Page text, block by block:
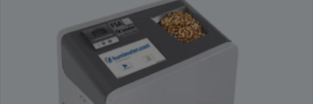
ABSOLUTE FEUCHTE
TEMPERATUR
GLEICHGEWICHTSFEUCHTE
WASSERAKTIVITÄT
TROCKENSUBSTANZ
HEKTOLITERGEWICHT